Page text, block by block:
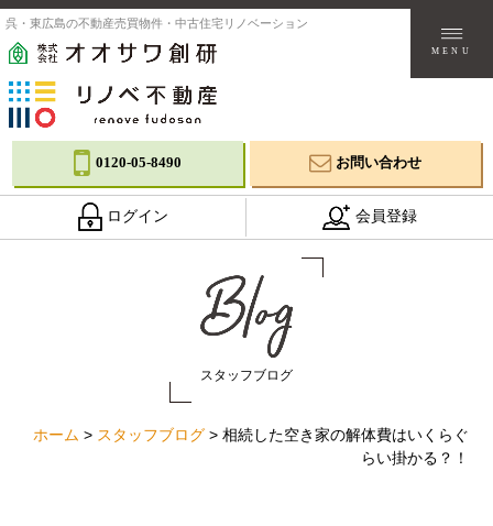
呉・東広島の不動産売買物件・中古住宅リノベーション
MENU
0120-05-8490 お問い合わせ
ログイン 会員登録
スタッフブログ
ホーム > スタッフブログ> 相続した空き家の解体費はいくらぐ
らい掛かる？！